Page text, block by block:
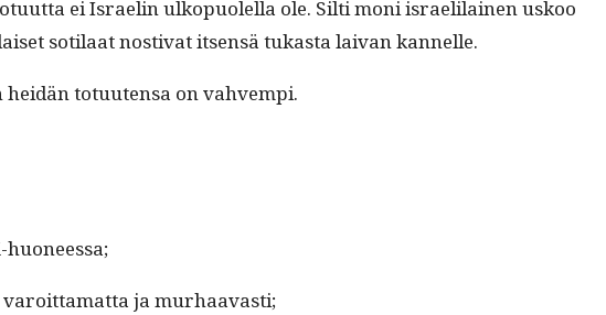
ei Israelin ulkop­uolel­la ole. Silti moni israelilainen uskoo
soti­laat nos­ti­vat itsen­sä tukas­ta laivan kannelle.
totuuten­sa on vahvempi.
ja murhaavasti;